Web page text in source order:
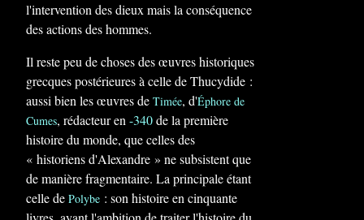
l'intervention des dieux mais la conséquence
des actions des hommes.
Il reste peu de choses des œuvres historiques
grecques postérieures à celle de Thucydide :
aussi bien les œuvres de Timée, d'Éphore de
Cumes, rédacteur en -340de la première
histoire du monde, que celles des
« historiens d'Alexandre » ne subsistent que
de manière fragmentaire. La principale étant
celle de Polybe : son histoire en cinquante